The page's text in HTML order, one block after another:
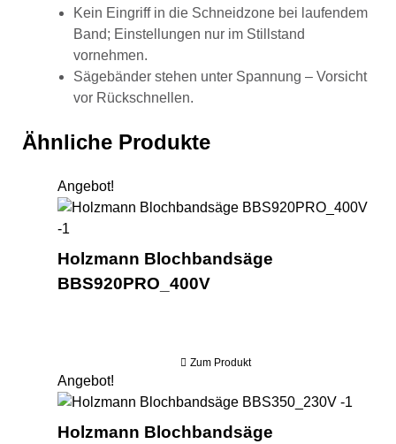
Kein Eingriff in die Schneidzone bei laufendem
Band; Einstellungen nur im Stillstand
vornehmen.
Sägebänder stehen unter Spannung – Vorsicht
vor Rückschnellen.
Ähnliche Produkte
Angebot!
Holzmann Blochbandsäge
BBS920PRO_400V
Zum Produkt
Angebot!
Holzmann Blochbandsäge